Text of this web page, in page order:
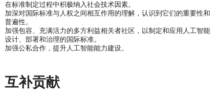
在标准制定过程中积极纳入社会技术因素。
加深对国际标准与人权之间相互作用的理解，认识到它们的重要性和
普遍性。
加强包容、充满活力的多方利益相关者社区，以制定和应用人工智能
设计、部署和治理的国际标准。
加强公私合作，提升人工智能能力建设。
互补贡献